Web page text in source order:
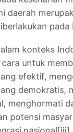
daerah
pada
konteks
cara untuk
efektif,
demokratis,
menghormati
potensi